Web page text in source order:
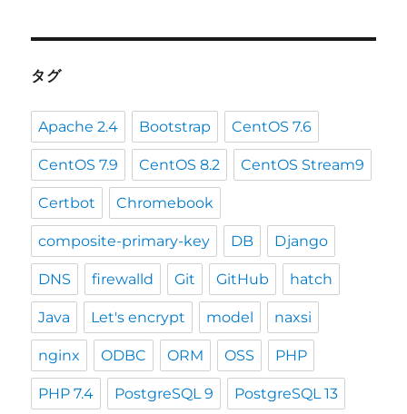
タグ
Apache 2.4 Bootstrap CentOS 7.6
CentOS 7.9 CentOS 8.2 CentOS Stream9
Certbot Chromebook
composite-primary-key DB Django
DNS firewalld Git GitHub hatch
Java Let's encrypt model naxsi
nginx ODBC ORM OSS PHP
PHP 7.4 PostgreSQL 9 PostgreSQL 13